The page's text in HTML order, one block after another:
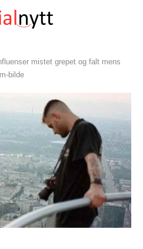
mistet grepet og falt mens
bilde